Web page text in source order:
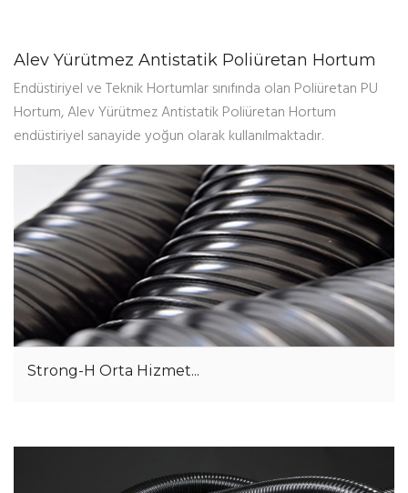
Alev Yürütmez Antistatik Poliüretan Hortum
Endüstiriyel ve Teknik Hortumlar sınıfında olan Poliüretan PU
Hortum, Alev Yürütmez Antistatik Poliüretan Hortum
endüstiriyel sanayide yoğun olarak kullanılmaktadır.
Strong-H Orta Hizmet...